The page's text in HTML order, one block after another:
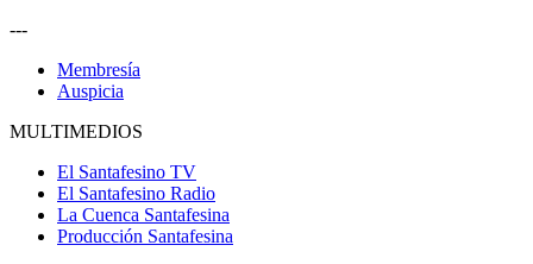
---
Membresía
Auspicia
MULTIMEDIOS
El Santafesino TV
El Santafesino Radio
La Cuenca Santafesina
Producción Santafesina